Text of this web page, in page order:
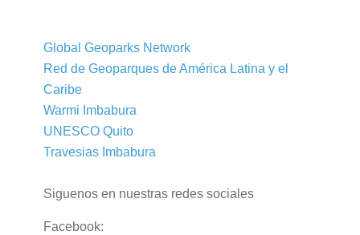
Global Geoparks Network
Red de Geoparques de América Latina y el
Caribe
Warmi Imbabura
UNESCO Quito
Travesias Imbabura
Siguenos en nuestras redes sociales
Facebook: